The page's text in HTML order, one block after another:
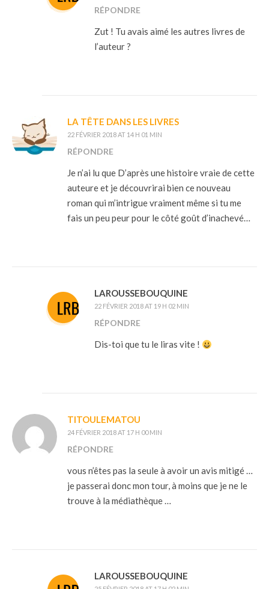
RÉPONDRE
Zut ! Tu avais aimé les autres livres de
l’auteur ?
LA TÊTE DANS LES LIVRES
22 FÉVRIER 2018 AT 14 H 01 MIN
RÉPONDRE
Je n’ai lu que D’après une histoire vraie de cette
auteure et je découvrirai bien ce nouveau
roman qui m’intrigue vraiment même si tu me
fais un peu peur pour le côté goût d’inachevé…
LAROUSSEBOUQUINE
22 FÉVRIER 2018 AT 19 H 02 MIN
RÉPONDRE
Dis-toi que tu le liras vite !
TITOULEMATOU
24 FÉVRIER 2018 AT 17 H 00 MIN
RÉPONDRE
vous n’êtes pas la seule à avoir un avis mitigé …
je passerai donc mon tour, à moins que je ne le
trouve à la médiathèque …
LAROUSSEBOUQUINE